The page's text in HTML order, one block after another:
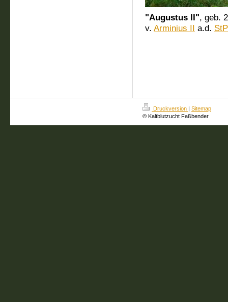
"Augustus II", geb.
v. Arminius II a.d.
Druckversion | Sitemap
© Kaltblutzucht Faßbender